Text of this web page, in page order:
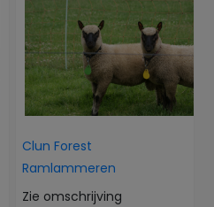
Clun Forest
Ramlammeren
Zie omschrijving